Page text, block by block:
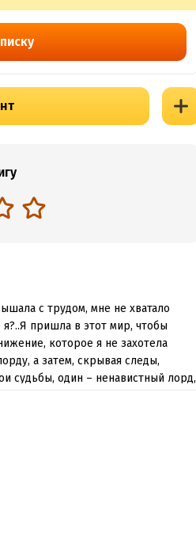
с трудом, мне не хватало
я?..Я пришла в этот мир, чтобы
которое я не захотела
а затем, скрывая следы,
судьбы, один – ненавистный лорд,